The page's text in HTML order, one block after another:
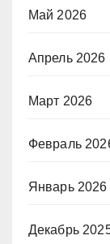
Май 2026
Апрель 2026
Март 2026
Февраль
Январь 2026
Декабрь